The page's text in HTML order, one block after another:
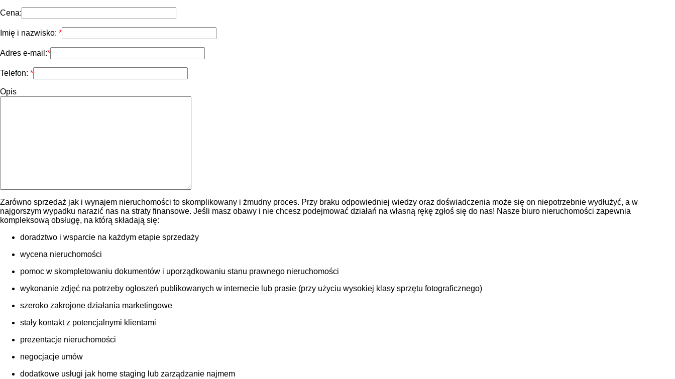
Cena:
Imię i nazwisko:
Adres e-mail:
Telefon:
Opis
Zarówno sprzedaż jak i wynajem nieruchomości to skomplikowany i żmudny proces. Przy braku odpowiedniej wiedzy oraz doświadczenia może się on niepotrzebnie wydłużyć, a w
najgorszym wypadku narazić nas na straty finansowe. Jeśli masz obawy i nie chcesz podejmować działań na własną rękę zgłoś się do nas! Nasze biuro nieruchomości zapewnia
kompleksową obsługę, na którą składają się:
doradztwo i wsparcie na każdym etapie sprzedaży
wycena nieruchomości
pomoc w skompletowaniu dokumentów i uporządkowaniu stanu prawnego nieruchomości
wykonanie zdjęć na potrzeby ogłoszeń publikowanych w internecie lub prasie (przy użyciu wysokiej klasy sprzętu fotograficznego)
szeroko zakrojone działania marketingowe
stały kontakt z potencjalnymi klientami
prezentacje nieruchomości
negocjacje umów
dodatkowe usługi jak home staging lub zarządzanie najmem